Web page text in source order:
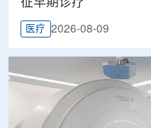
征早期诊疗
医疗 2026-08-09